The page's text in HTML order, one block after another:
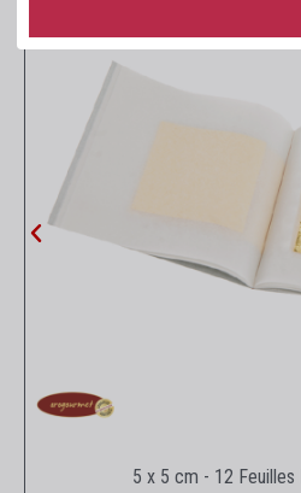
Aperçu
5 x 5 cm - 12 Feuilles